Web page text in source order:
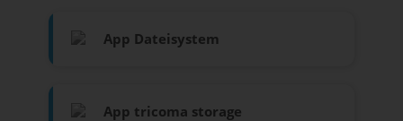
App Dateisystem
App tricoma storage